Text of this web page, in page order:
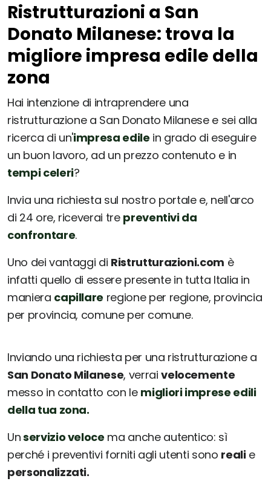
Ristrutturazioni a San
Donato Milanese: trova la
migliore impresa edile della
zona
Hai intenzione di intraprendere una
ristrutturazione a San Donato Milanese e sei alla
ricerca di un'impresa edile in grado di eseguire
un buon lavoro, ad un prezzo contenuto e in
tempi celeri?
Invia una richiesta sul nostro portale e, nell'arco
di 24 ore, riceverai tre preventivi da
confrontare.
Uno dei vantaggi di Ristrutturazioni.com è
infatti quello di essere presente in tutta Italia in
maniera capillare regione per regione, provincia
per provincia, comune per comune.
Inviando una richiesta per una ristrutturazione a
San Donato Milanese, verraivelocemente
messo in contatto con le migliori imprese edili
della tua zona.
Unservizio veloce ma anche autentico: sì
perché i preventivi forniti agli utenti sono realie
personalizzati.